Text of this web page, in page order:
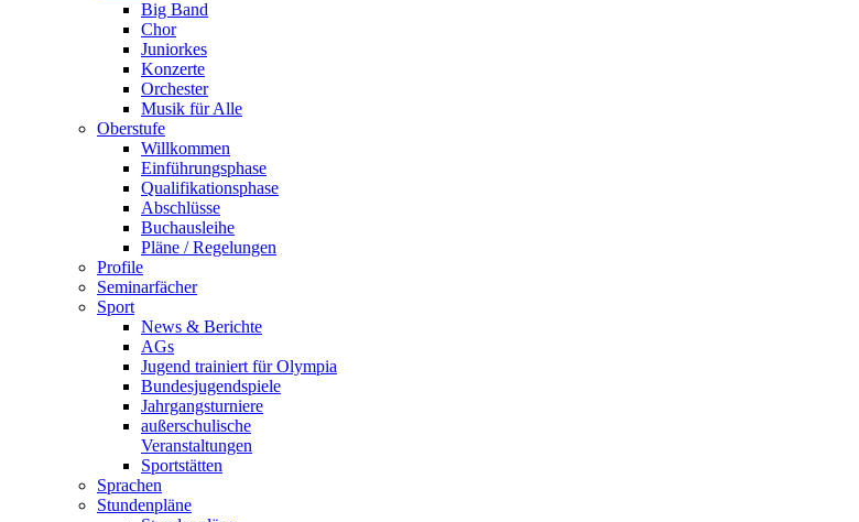
Big Band
Chor
Juniorkes
Konzerte
Orchester
Musik für Alle
Oberstufe
Willkommen
Einführungsphase
Qualifikationsphase
Abschlüsse
Buchausleihe
Pläne / Regelungen
Profile
Seminarfächer
Sport
News & Berichte
AGs
Jugend trainiert für Olympia
Bundesjugendspiele
Jahrgangsturniere
außerschulische
Veranstaltungen
Sportstätten
Sprachen
Stundenpläne